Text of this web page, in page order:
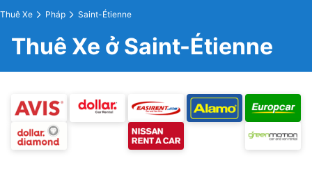
Thuê Xe Pháp Saint-Étienne
Thuê Xe ở Saint-Étienne